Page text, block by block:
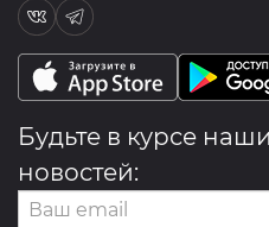
Будьте в курсе
новостей: